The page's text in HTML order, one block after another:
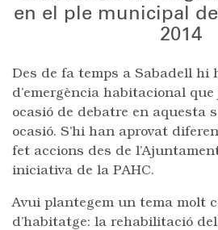
en el ple municipal
2014
Des de fa temps a Sabadell hi
d’emergència habitacional
ocasió de debatre en aquesta
ocasió. S’hi han aprovat
fet accions des de
iniciativa de la PAHC.
Avui plantegem un tema molt
d’habitatge: la rehabilitació